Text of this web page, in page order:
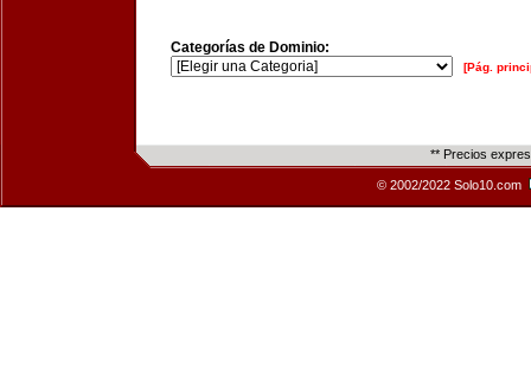
Categorías de Dominio:
[Pág.
** Precios
© 2002/2022 Solo10.com